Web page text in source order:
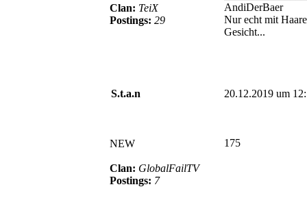
Clan: TeiX
Postings: 29
AndiDerBaer
Nur echt mit
Gesicht...
S.t.a.n 20.12.2019 um
NEW
Clan: GlobalFailTV
Postings: 7
175